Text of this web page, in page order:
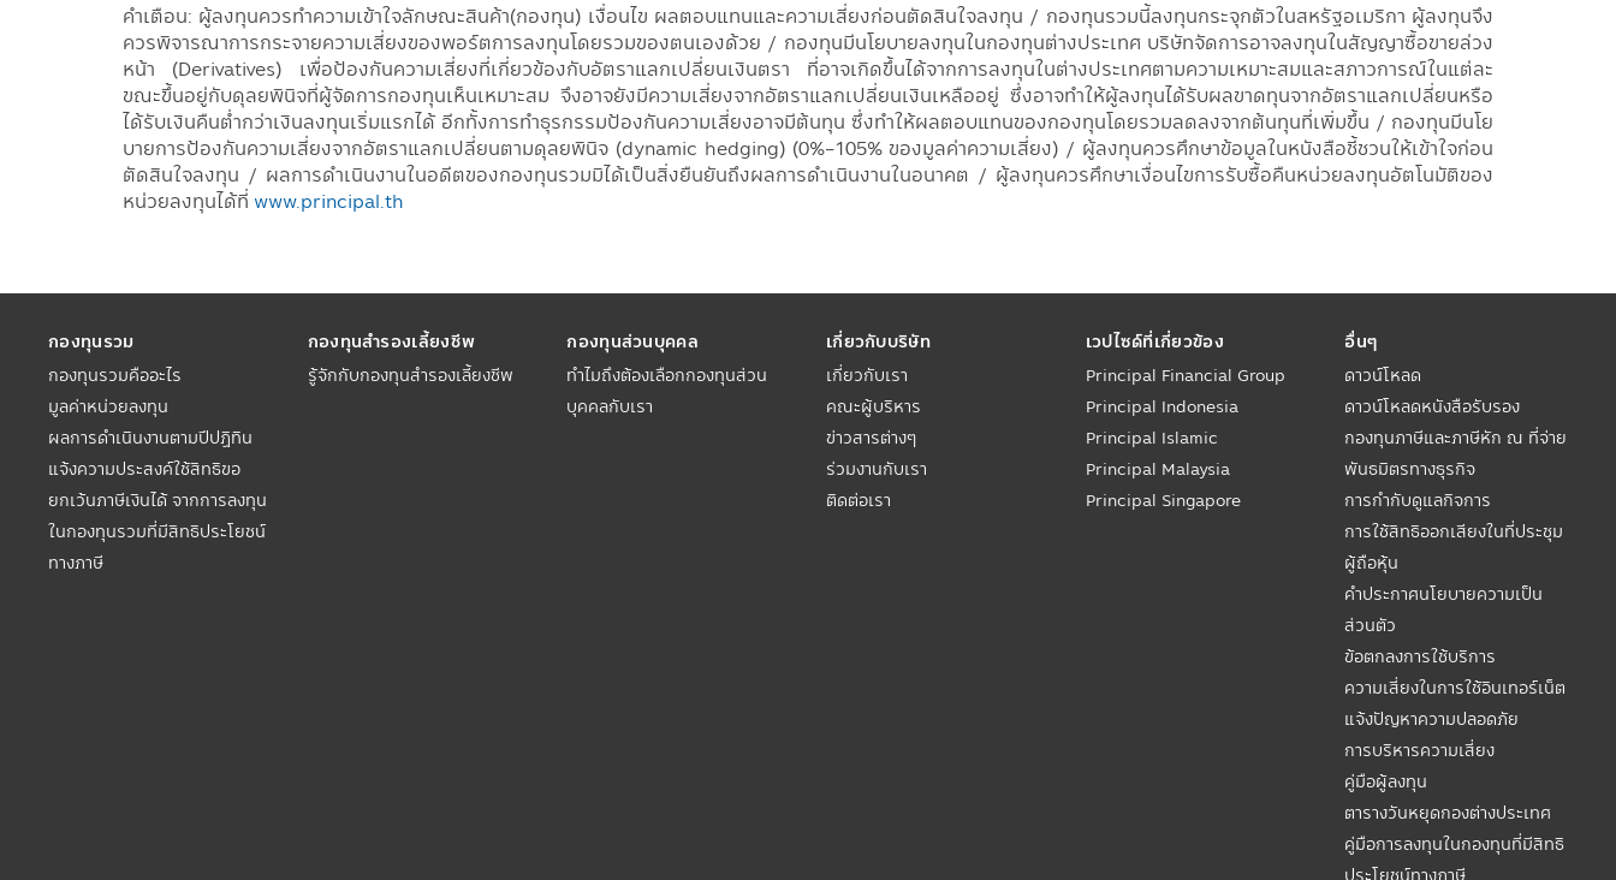
คำเตือน: ผู้ลงทุนควรทำความเข้าใจลักษณะสินค้า(กองทุน) เงื่อนไข ผลตอบแทนและความเสี่ยงก่อนตัดสินใจลงทุน / กองทุนรวมนี้ลงทุนกระจุกตัวในสหรัฐอเมริกา ผู้ลงทุนจึง
ควรพิจารณาการกระจายความเสี่ยงของพอร์ตการลงทุนโดยรวมของตนเองด้วย / กองทุนมีนโยบายลงทุนในกองทุนต่างประเทศ บริษัทจัดการอาจลงทุนในสัญญาซื้อขายล่วง
หน้า (Derivatives) เพื่อป้องกันความเสี่ยงที่เกี่ยวข้องกับอัตราแลกเปลี่ยนเงินตรา ที่อาจเกิดขึ้นได้จากการลงทุนในต่างประเทศตามความเหมาะสมและสภาวการณ์ในแต่ละ
ขณะขึ้นอยู่กับดุลยพินิจที่ผู้จัดการกองทุนเห็นเหมาะสม จึงอาจยังมีความเสี่ยงจากอัตราแลกเปลี่ยนเงินเหลืออยู่ ซึ่งอาจทำให้ผู้ลงทุนได้รับผลขาดทุนจากอัตราแลกเปลี่ยนหรือ
ได้รับเงินคืนต่ำกว่าเงินลงทุนเริ่มแรกได้ อีกทั้งการทำธุรกรรมป้องกันความเสี่ยงอาจมีต้นทุน ซึ่งทำให้ผลตอบแทนของกองทุนโดยรวมลดลงจากต้นทุนที่เพิ่มขึ้น / กองทุนมีนโย
บายการป้องกันความเสี่ยงจากอัตราแลกเปลี่ยนตามดุลยพินิจ (dynamic hedging) (0%-105% ของมูลค่าความเสี่ยง) / ผู้ลงทุนควรศึกษาข้อมูลในหนังสือชี้ชวนให้เข้าใจก่อน
ตัดสินใจลงทุน / ผลการดำเนินงานในอดีตของกองทุนรวมมิได้เป็นสิ่งยืนยันถึงผลการดำเนินงานในอนาคต / ผู้ลงทุนควรศึกษาเงื่อนไขการรับซื้อคืนหน่วยลงทุนอัตโนมัติของ
หน่วยลงทุนได้ที่ www.principal.th
กองทุนรวม
กองทุนรวมคืออะไร
มูลค่าหน่วยลงทุน
ผลการดำเนินงานตามปีปฏิทิน
แจ้งความประสงค์ใช้สิทธิขอ
ยกเว้นภาษีเงินได้ จากการลงทุน
ในกองทุนรวมที่มีสิทธิประโยชน์
ทางภาษี
กองทุนสำรองเลี้ยงชีพ
รู้จักกับกองทุนสำรองเลี้ยงชีพ
กองทุนส่วนบุคคล
ทำไมถึงต้องเลือกกองทุนส่วน
บุคคลกับเรา
เกี่ยวกับบริษัท
เกี่ยวกับเรา
คณะผู้บริหาร
ข่าวสารต่างๆ
ร่วมงานกับเรา
ติดต่อเรา
เวปไซด์ที่เกี่ยวข้อง
Principal Financial Group
Principal Indonesia
Principal Islamic
Principal Malaysia
Principal Singapore
อื่นๆ
ดาวน์โหลด
ดาวน์โหลดหนังสือรับรอง
กองทุนภาษีและภาษีหัก ณ ที่จ่าย
พันธมิตรทางธุรกิจ
การกำกับดูแลกิจการ
การใช้สิทธิออกเสียงในที่ประชุม
ผู้ถือหุ้น
คำประกาศนโยบายความเป็น
ส่วนตัว
ข้อตกลงการใช้บริการ
ความเสี่ยงในการใช้อินเทอร์เน็ต
แจ้งปัญหาความปลอดภัย
การบริหารความเสี่ยง
คู่มือผู้ลงทุน
ตารางวันหยุดกองต่างประเทศ
คู่มือการลงทุนในกองทุนที่มีสิทธิ
ประโยชน์ทางภาษี